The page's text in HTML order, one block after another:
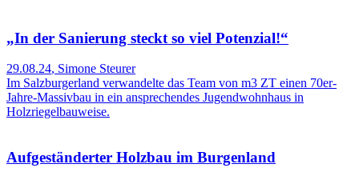
„In der Sanierung steckt so viel Potenzial!“
29.08.24, Simone Steurer
Im Salzburgerland verwandelte das Team von m3 ZT einen 70er-
Jahre-Massivbau in ein ansprechendes Jugendwohnhaus in
Holzriegelbauweise.
Aufgeständerter Holzbau im Burgenland